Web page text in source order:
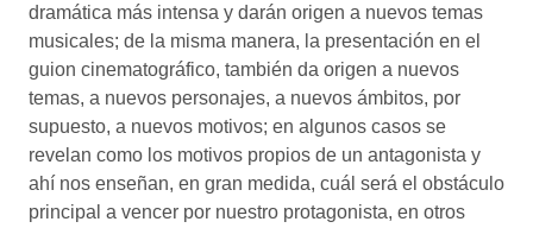
dramática más intensa y darán origen a nuevos temas
musicales; de la misma manera, la presentación en el
guion cinematográfico, también da origen a nuevos
temas, a nuevos personajes, a nuevos ámbitos, por
supuesto, a nuevos motivos; en algunos casos se
revelan como los motivos propios de un antagonista y
ahí nos enseñan, en gran medida, cuál será el obstáculo
principal a vencer por nuestro protagonista, en otros